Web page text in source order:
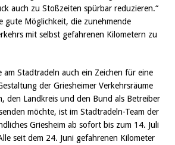
auch zu Stoßzeiten spürbar reduzieren.“
gute Möglichkeit, die zunehmende
mit selbst gefahrenen Kilometern zu
am Stadtradeln auch ein Zeichen für eine
der Griesheimer Verkehrsräume
den Landkreis und den Bund als Betreiber
möchte, ist im Stadtradeln-Team der
Griesheim ab sofort bis zum 14. Juli
seit dem 24. Juni gefahrenen Kilometer